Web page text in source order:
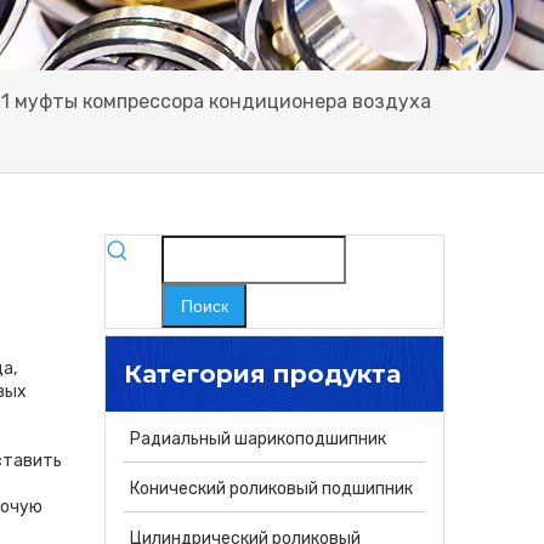
компрессора кондиционера воздуха
Поиск
Категория продукта
Радиальный шарикоподшипник
Конический роликовый подшипник
Цилиндрический роликовый